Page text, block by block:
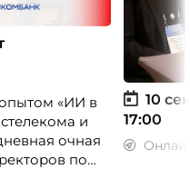
«ИИ в
и
очная
по
10
17:00